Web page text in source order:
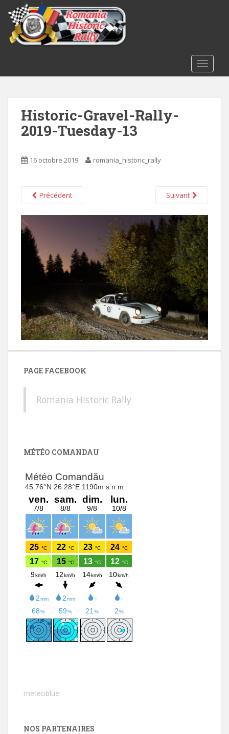
m
Historic-Gravel-Rally-
2019-Tuesday-13
16 octobre 2019 romania_historic_rally
Précédent Suivant
PAGE FACEBOOK
Romania Historic Rally
MÉTÉO COMANDAU
meteoblue
NOS PARTENAIRES